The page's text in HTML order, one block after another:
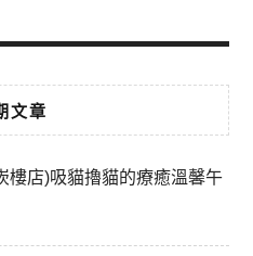
文章
樓店)吸貓擼貓的療癒溫馨午